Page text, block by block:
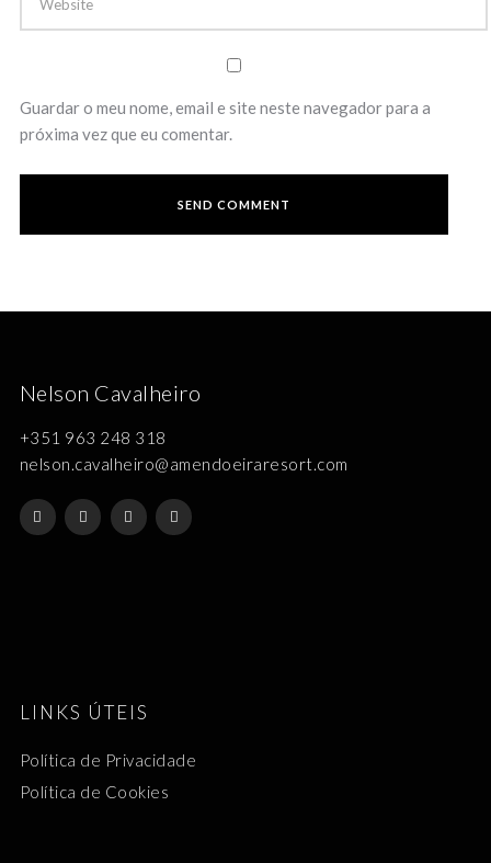
Guardar o meu nome, email e site neste navegador para a
próxima vez que eu comentar.
Nelson Cavalheiro
+351 963 248 318
nelson.cavalheiro@amendoeiraresort.com
LINKS ÚTEIS
Política de Privacidade
Política de Cookies